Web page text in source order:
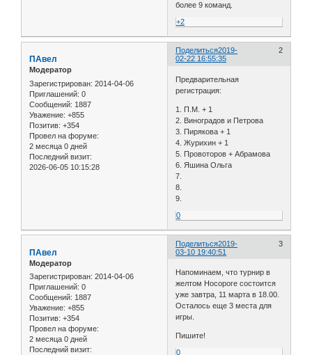
более 9 команд.
+2
Поделиться 2
2019-
02-22 16:55:35
ПАвел
Модератор
Зарегистрирован: 2014-04-06
Приглашений: 0
Сообщений: 1887
Уважение: +855
Позитив: +354
Провел на форуме:
2 месяца 0 дней
Последний визит:
2026-06-05 10:15:28
Предварительная
регистрация:
1. П.М. + 1
2. Виноградов и Петрова
3. Пирякова + 1
4. Журихин + 1
5. Провоторов + Абрамова
6. Яшина Ольга
7.
8.
9.
0
Поделиться 3
2019-
03-10 19:40:51
ПАвел
Модератор
Зарегистрирован: 2014-04-06
Приглашений: 0
Сообщений: 1887
Уважение: +855
Позитив: +354
Провел на форуме:
2 месяца 0 дней
Последний визит:
Напоминаем, что турнир в
желтом Носороге состоится
уже завтра, 11 марта в 18.00.
Осталось еще 3 места для
игры.
Пишите!
0